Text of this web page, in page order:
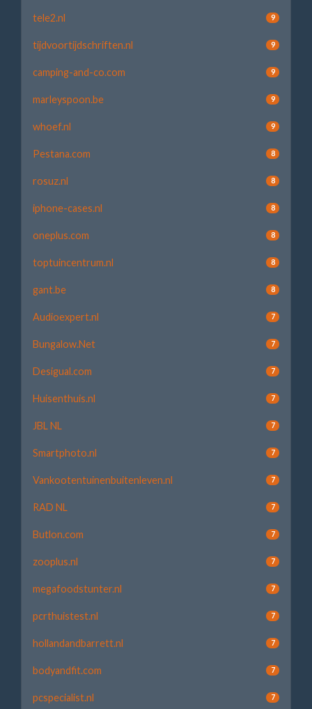
tele2.nl 9
tijdvoortijdschriften.nl 9
camping-and-co.com 9
marleyspoon.be 9
whoef.nl 9
Pestana.com 8
rosuz.nl 8
iphone-cases.nl 8
oneplus.com 8
toptuincentrum.nl 8
gant.be 8
Audioexpert.nl 7
Bungalow.Net 7
Desigual.com 7
Huisenthuis.nl 7
JBL NL 7
Smartphoto.nl 7
Vankootentuinenbuitenleven.nl 7
RAD NL 7
Butlon.com 7
zooplus.nl 7
megafoodstunter.nl 7
pcrthuistest.nl 7
hollandandbarrett.nl 7
bodyandfit.com 7
pcspecialist.nl 7